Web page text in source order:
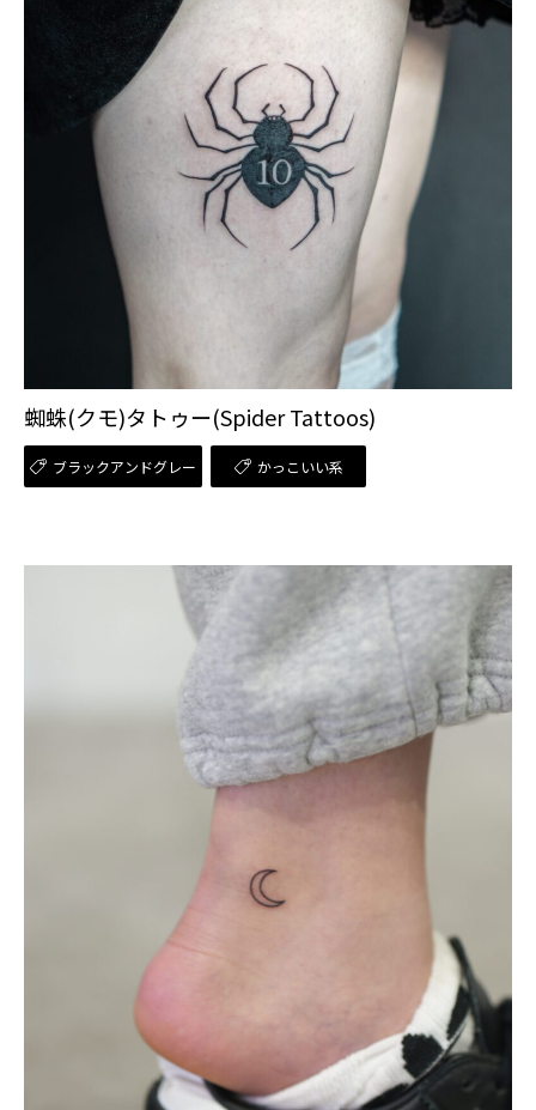
蜘蛛(クモ)タトゥー(Spider Tattoos)
ブラックアンドグレー かっこいい系